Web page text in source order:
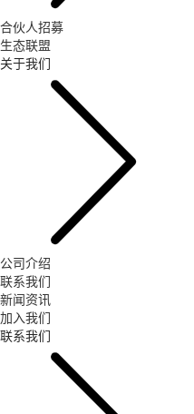
合伙人招募
生态联盟
关于我们
公司介绍
联系我们
新闻资讯
加入我们
联系我们